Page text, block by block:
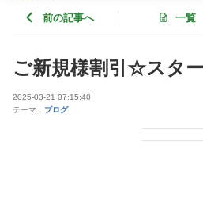
前の記事へ 一覧
ご新規様割引☆スタ
2025-03-21 07:15:40
テーマ： ブログ